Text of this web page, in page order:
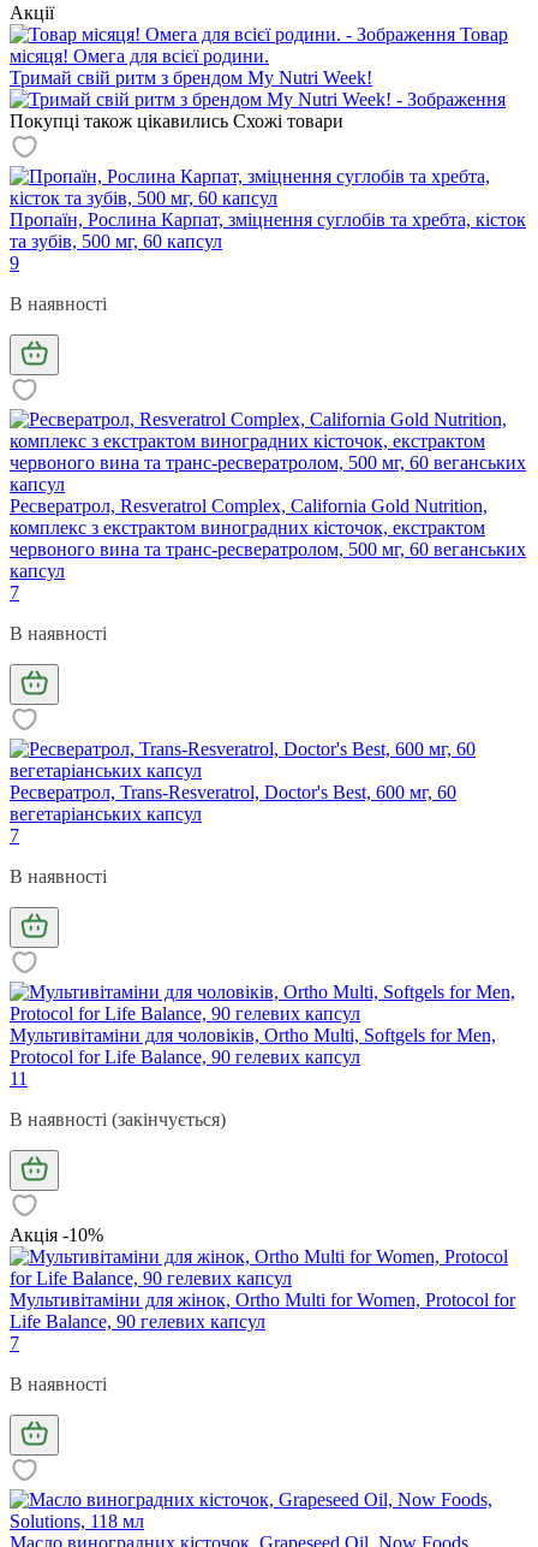
Акції
Товар
місяця! Омега для всієї родини.
Тримай свій ритм з брендом My Nutri Week!
Покупці також цікавились Схожі товари
Пропаїн, Рослина Карпат, зміцнення суглобів та хребта, кісток
та зубів, 500 мг, 60 капсул
9
В наявності
Ресвератрол, Resveratrol Complex, California Gold Nutrition,
комплекс з екстрактом виноградних кісточок, екстрактом
червоного вина та транс-ресвератролом, 500 мг, 60 веганських
капсул
7
В наявності
Ресвератрол, Trans-Resveratrol, Doctor's Best, 600 мг, 60
вегетаріанських капсул
7
В наявності
Мультивітаміни для чоловіків, Ortho Multi, Softgels for Men,
Protocol for Life Balance, 90 гелевих капсул
11
В наявності (закінчується)
Акція -10%
Мультивітаміни для жінок, Ortho Multi for Women, Protocol for
Life Balance, 90 гелевих капсул
7
В наявності
Масло виноградних кісточок, Grapeseed Oil, Now Foods,